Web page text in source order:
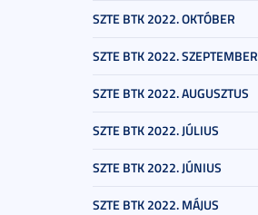
SZTE BTK 2022. OKTÓBER
SZTE BTK 2022. SZEPTEMBER
SZTE BTK 2022. AUGUSZTUS
SZTE BTK 2022. JÚLIUS
SZTE BTK 2022. JÚNIUS
SZTE BTK 2022. MÁJUS